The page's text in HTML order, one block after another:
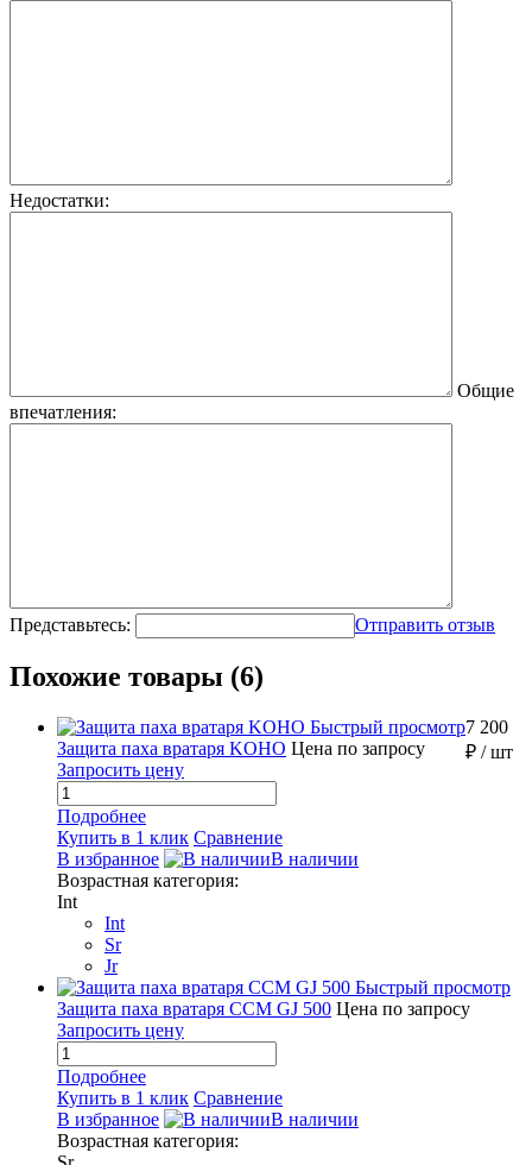
Недостатки:
Общие
впечатления:
Представьтесь: Отправить отзыв
Похожие товары (6)
Быстрый просмотр
Защита паха вратаря KOHO Цена по запросу
Запросить цену
Подробнее
Купить в 1 клик Сравнение
В избранное
В наличии
Возрастная категория:
Int
Int
Sr
Jr
Быстрый просмотр
Защита паха вратаря CCM GJ 500 Цена по запросу
Запросить цену
Подробнее
Купить в 1 клик Сравнение
В избранное
В наличии
Возрастная категория:
7 200
₽ / шт